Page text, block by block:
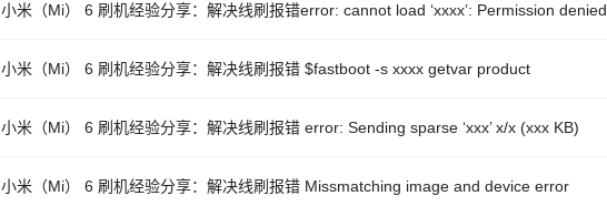
小米（Mi） 6 刷机经验分享：解决线刷报错error: cannot load ‘xxxx’: Permission denied
小米（Mi） 6 刷机经验分享：解决线刷报错 $fastboot -s xxxx getvar product
小米（Mi） 6 刷机经验分享：解决线刷报错 error: Sending sparse ‘xxx’ x/x (xxx KB)
小米（Mi） 6 刷机经验分享：解决线刷报错 Missmatching image and device error